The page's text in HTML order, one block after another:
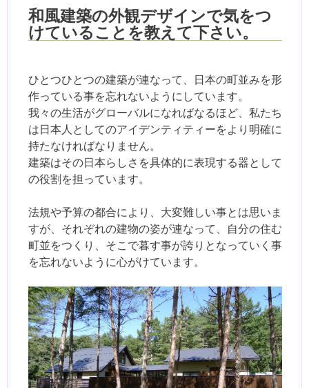
和風建築の外観デザインで気をつ
けていることを教えて下さい。
ひとつひとつの建築が連なって、日本の町並みを形
作っている事を忘れないようにしています。
我々の生活がグローバルになればなるほど、私たち
は日本人としてのアイデンティティーをより明確に
持たなければなりません。
建築はその日本らしさを具体的に表現する器として
の役割を担っています。
法規や予算の都合により、大変難しい事とは思いま
すが、それぞれの建物の姿が連なって、自分の住む
町並をつくり、そこで暮す事が誇りとなっていく事
を忘れないように心がけています。